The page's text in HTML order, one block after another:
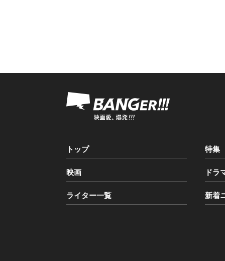
トップ 特集
映画 ドラ
ライター一覧 新着